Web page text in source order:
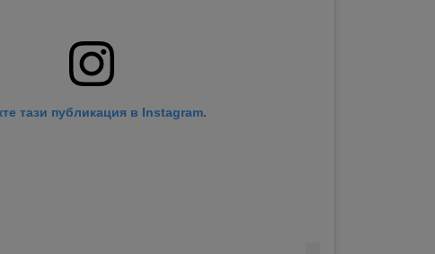
тази публикация в Instagram.